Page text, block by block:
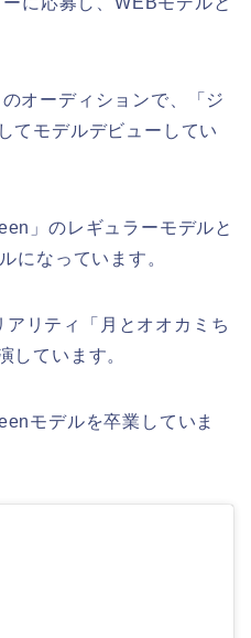
オーディションで、「ジ
てモデルデビューしてい
」のレギュラーモデルと
になっています。
リティ「月とオオカミち
しています。
モデルを卒業していま